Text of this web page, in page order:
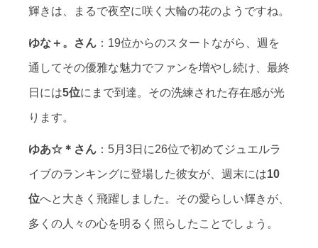
輝きは、まるで夜空に咲く大輪の花のようですね。
ゆな＋。さん ：19位からのスタートながら、週を
通してその優雅な魅力でファンを増やし続け、最終
日には5位にまで到達。その洗練された存在感が光
ります。
ゆあ☆＊さん ：5月3日に26位で初めてジュエルラ
イブのランキングに登場した彼女が、週末には10
位へと大きく飛躍しました。その愛らしい輝きが、
多くの人々の心を明るく照らしたことでしょう。